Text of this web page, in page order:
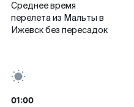
Среднее время
перелета из Мальты в
Ижевск без пересадок
01:00